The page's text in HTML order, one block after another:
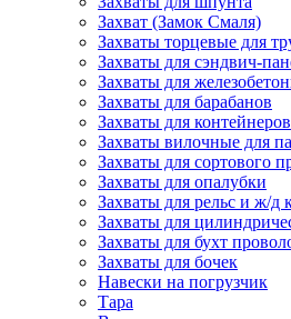
Захват (Замок Смаля)
Захваты торцевые для
Захваты для сэндвич-
Захваты для
Захваты для барабанов
Захваты для контейнеров
Захваты вилочные для
Захваты для сортового
Захваты для опалубки
Захваты для рельс и ж/д
Захваты для
Захваты для бухт
Захваты для бочек
Навески на погрузчик
Тара